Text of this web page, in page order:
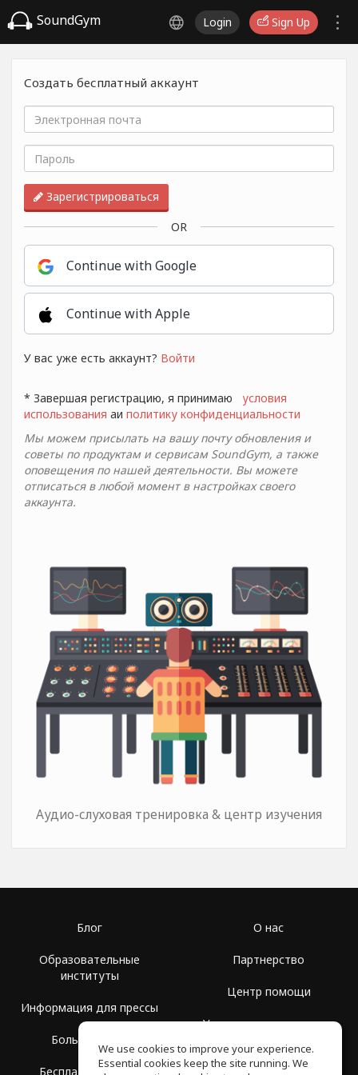
SoundGym Login Sign Up
Создать бесплатный аккаунт
Зарегистрироваться
OR
Continue with Google
Continue with Apple
У вас уже есть аккаунт? Войти
* Завершая регистрацию, я принимаю условия
использования aи политику конфиденциальности
Мы можем присылать на вашу почту обновления и
советы по продуктам и сервисам SoundGym, а также
оповещения по нашей деятельности. Вы можете
отписаться в любой момент в настройках своего
аккаунта.
Аудио-слуховая тренировка & центр изучения
Блог
Образовательные
институты
Информация для прессы
Больше Групп
Бесплатная школа
О нас
Партнерство
Центр помощи
Условия использования
Политика
конфиденциальности
We use cookies to improve your experience.
Essential cookies keep the site running. We